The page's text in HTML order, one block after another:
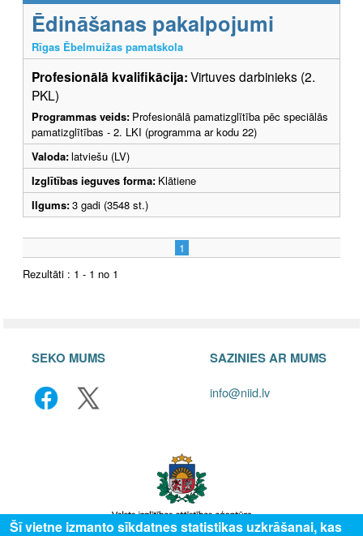
Ēdināšanas pakalpojumi
Rīgas Ēbelmuižas pamatskola
Profesionālā kvalifikācija:Virtuves darbinieks (2.
PKL)
Programmas veids: Profesionālā pamatizglītība pēc speciālās
pamatizglītības - 2. LKI (programma ar kodu 22)
Valoda:latviešu (LV)
Izglītības ieguves forma: Klātiene
Ilgums:3 gadi (3548 st.)
1
Rezultāti : 1 - 1 no 1
SEKO MUMS SAZINIES AR MUMS
info@niid.lv
Šī vietne izmanto sīkdatnes statistikas uzkrāšanai, kas